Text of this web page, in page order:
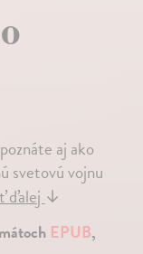
aj ako
svetovú vojnu
ďalej↓
EPUB,